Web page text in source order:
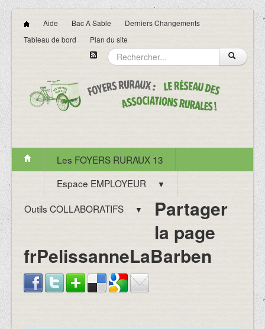
Aide Bac A Sable
Derniers Changements
Tableau de bord
Plan du site
Les FOYERS RURAUX 13
Espace EMPLOYEUR
▼
Outils COLLABORATIFS ▼
Partager
la page
frPelissanneLaBarben